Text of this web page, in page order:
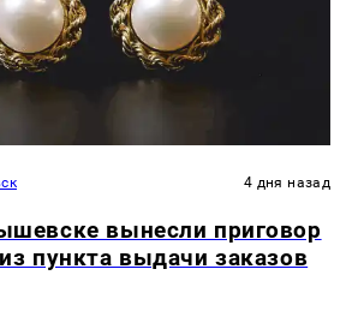
4 дня назад
вынесли приговор
пункта выдачи заказов